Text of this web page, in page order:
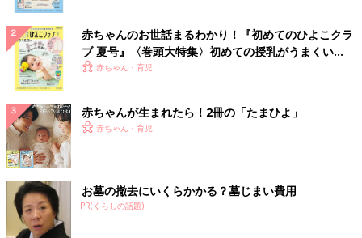
赤ちゃんのお世話まるわかり！『初めてのひよこクラ
ブ 夏号』〈巻頭大特集〉初めての授乳がうまくい
く！ おっぱい・ミルクの基本と夏のトラブル 解決テ
赤ちゃん・育児
赤ちゃんが生まれたら！2冊の「たまひよ」
赤ちゃん・育児
お墓の撤去にいくらかかる？墓じまい費用
PR(くらしの話題)